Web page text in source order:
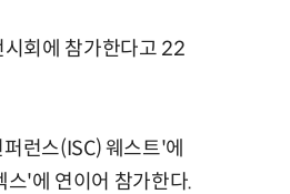
시회에 참가한다고 22
런스(ISC) 웨스트'에
'에 연이어 참가한다.